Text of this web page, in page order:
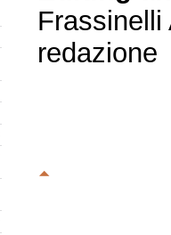
Frassinelli
redazione